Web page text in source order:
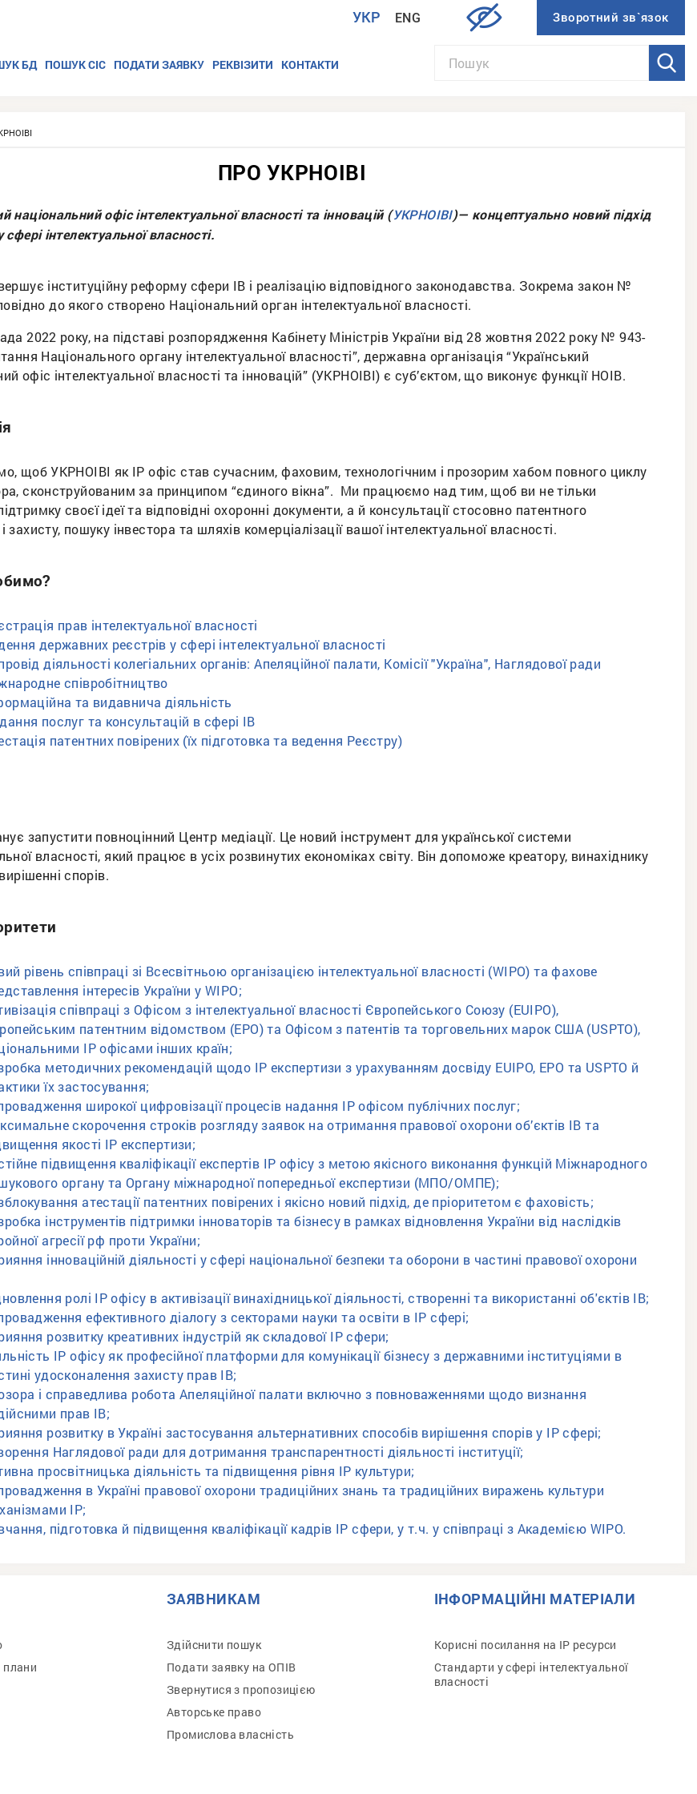
УКР ENG
БД ПОШУК СІС ПОДАТИ ЗАЯВКУ РЕКВІЗИТИ КОНТАКТИ
ПРО УКРНОІВІ
національний офіс інтелектуальної власності та інновацій (УКРНОІВІ)— концептуально новий підхід
інтелектуальної власності.
інституційну реформу сфери ІВ і реалізацію відповідного законодавства. Зокрема закон №
до якого створено Національний орган інтелектуальної власності.
2022 року, на підставі розпорядження Кабінету Міністрів України від 28 жовтня 2022 року № 943-
Національного органу інтелектуальної власності”, державна організація “Український
офіс інтелектуальної власності та інновацій” (УКРНОІВІ) є суб’єктом, що виконує функції НОІВ.
щоб УКРНОІВІ як ІР офіс став сучасним, фаховим, технологічним і прозорим хабом повного циклу
сконструйованим за принципом “єдиного вікна”. Ми працюємо над тим, щоб ви не тільки
своєї ідеї та відповідні охоронні документи, а й консультації стосовно патентного
захисту, пошуку інвестора та шляхів комерціалізації вашої інтелектуальної власності.
прав інтелектуальної власності
державних реєстрів у сфері інтелектуальної власності
діяльності колегіальних органів: Апеляційної палати, Комісії "Україна", Наглядової ради
співробітництво
та видавнича діяльність
послуг та консультацій в сфері ІВ
патентних повірених (їх підготовка та ведення Реєстру)
запустити повноцінний Центр медіації. Це новий інструмент для української системи
власності, який працює в усіх розвинутих економіках світу. Він допоможе креатору, винахіднику
спорів.
рівень співпраці зі Всесвітньою організацією інтелектуальної власності (WIPO) та фахове
інтересів України у WIPO;
співпраці з Офісом з інтелектуальної власності Європейського Союзу (EUIPO),
патентним відомством (EPO) та Офісом з патентів та торговельних марок США (USPTO),
ІР офісами інших країн;
методичних рекомендацій щодо ІР експертизи з урахуванням досвіду EUIPO, EPO та USPTO й
їх застосування;
широкої цифровізації процесів надання ІР офісом публічних послуг;
скорочення строків розгляду заявок на отримання правової охорони об’єктів ІВ та
якості ІР експертизи;
підвищення кваліфікації експертів ІР офісу з метою якісного виконання функцій Міжнародного
органу та Органу міжнародної попередньої експертизи (МПО/ОМПЕ);
атестації патентних повірених і якісно новий підхід, де пріоритетом є фаховість;
інструментів підтримки інноваторів та бізнесу в рамках відновлення України від наслідків
агресії рф проти України;
інноваційній діяльності у сфері національної безпеки та оборони в частині правової охорони
ролі ІР офісу в активізації винахідницької діяльності, створенні та використанні об'єктів ІВ;
ефективного діалогу з секторами науки та освіти в ІР сфері;
розвитку креативних індустрій як складової ІР сфери;
ІР офісу як професійної платформи для комунікації бізнесу з державними інституціями в
удосконалення захисту прав ІВ;
і справедлива робота Апеляційної палати включно з повноваженнями щодо визнання
прав ІВ;
розвитку в Україні застосування альтернативних способів вирішення спорів у ІР сфері;
Наглядової ради для дотримання транспарентності діяльності інституції;
просвітницька діяльність та підвищення рівня ІР культури;
в Україні правової охорони традиційних знань та традиційних виражень культури
ІР;
підготовка й підвищення кваліфікації кадрів ІР сфери, у т.ч. у співпраці з Академією WIPO.
плани
ЗАЯВНИКАМ
Здійснити пошук
Подати заявку на ОПІВ
Звернутися з пропозицією
Авторське право
Промислова власність
ІНФОРМАЦІЙНІ МАТЕРІАЛИ
Корисні посилання на IP ресурси
Стандарти у сфері інтелектуальної
власності